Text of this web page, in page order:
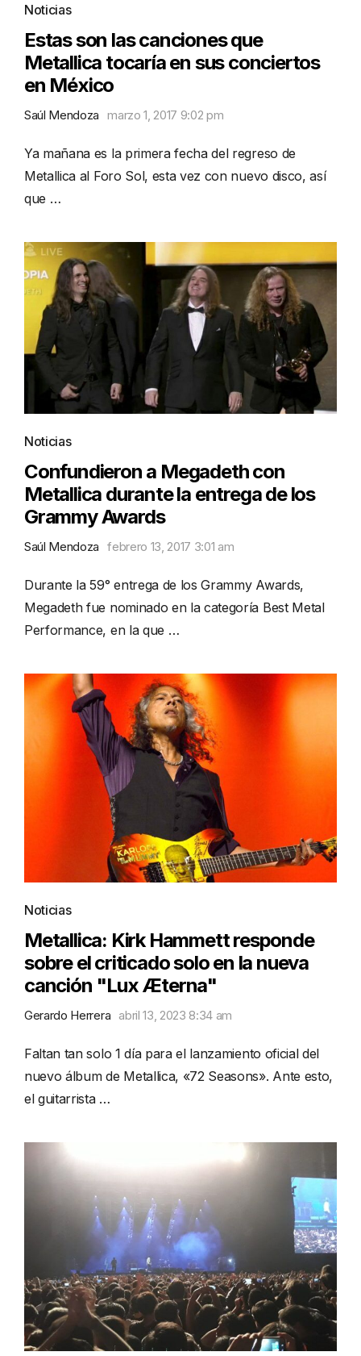
Noticias
Estas son las canciones que
Metallica tocaría en sus conciertos
en México
Saúl Mendoza marzo 1, 2017 9:02 pm
Ya mañana es la primera fecha del regreso de
Metallica al Foro Sol, esta vez con nuevo disco, así
que …
Noticias
Confundieron a Megadeth con
Metallica durante la entrega de los
Grammy Awards
Saúl Mendoza febrero 13, 2017 3:01 am
Durante la 59° entrega de los Grammy Awards,
Megadeth fue nominado en la categoría Best Metal
Performance, en la que …
Noticias
Metallica: Kirk Hammett responde
sobre el criticado solo en la nueva
canción "Lux Æterna"
Gerardo Herrera abril 13, 2023 8:34 am
Faltan tan solo 1 día para el lanzamiento oficial del
nuevo álbum de Metallica, «72 Seasons». Ante esto,
el guitarrista …